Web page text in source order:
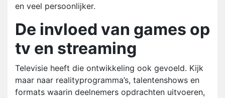
en veel persoonlijker.
De invloed van games op
tv en streaming
Televisie heeft die ontwikkeling ook gevoeld. Kijk
maar naar realityprogramma’s, talentenshows en
formats waarin deelnemers opdrachten uitvoeren,